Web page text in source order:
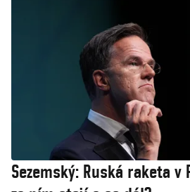
Sezemský: Ruská raketa v